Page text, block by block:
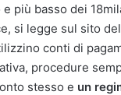
più basso dei
si legge sul sito
conti di
procedure
stesso e un